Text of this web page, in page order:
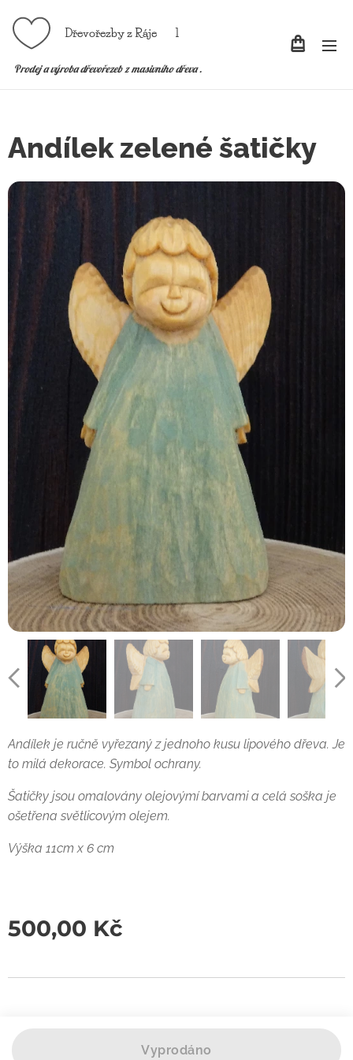
Dřevořezby z Ráje l
Prodej a výroba dřevořezeb z masivního dřeva .
Andílek zelené šatičky
Andílek je ručně vyřezaný z jednoho kusu lipového dřeva. Je
to milá dekorace. Symbol ochrany.
Šatičky jsou omalovány olejovýmí barvami a celá soška je
ošetřena světlicovým olejem.
Výška 11cm x 6 cm
500,00 Kč
Vyprodáno